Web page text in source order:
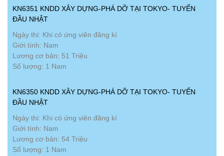
KN6351 KNDD XÂY DỰNG-PHÁ DỠ TẠI TOKYO- TUYỂN
ĐẦU NHẬT
Ngày thi: Khi có ứng viên đăng kí
Giới tính: Nam
Lương cơ bản: 51 Triệu
Số lượng: 1 Nam
KN6350 KNDD XÂY DỰNG-PHÁ DỠ TẠI TOKYO- TUYỂN
ĐẦU NHẬT
Ngày thi: Khi có ứng viên đăng kí
Giới tính: Nam
Lương cơ bản: 54 Triệu
Số lượng: 1 Nam